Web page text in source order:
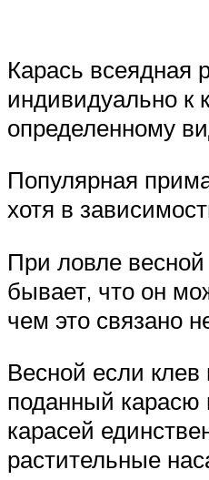
Карась всеядная
индивидуально к
определенному
Популярная
хотя в
При ловле
бывает, что он
чем это связано
Весной если
поданный карасю
карасей
растительные